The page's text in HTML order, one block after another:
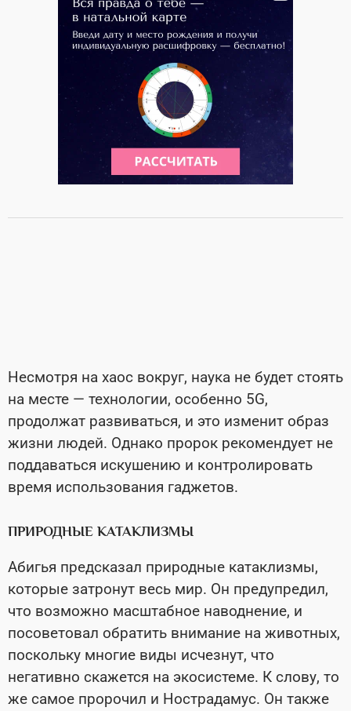
Несмотря на хаос вокруг, наука не будет стоять
на месте — технологии, особенно 5G,
продолжат развиваться, и это изменит образ
жизни людей. Однако пророк рекомендует не
поддаваться искушению и контролировать
время использования гаджетов.
ПРИРОДНЫЕ КАТАКЛИЗМЫ
Абигья предсказал природные катаклизмы,
которые затронут весь мир. Он предупредил,
что возможно масштабное наводнение, и
посоветовал обратить внимание на животных,
поскольку многие виды исчезнут, что
негативно скажется на экосистеме. К слову, то
же самое пророчил и Нострадамус. Он также